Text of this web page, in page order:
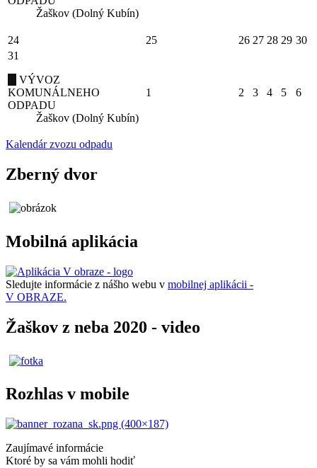
Žaškov (Dolný Kubín)
24 25 26 27 28 29 30
31
VÝVOZ
KOMUNÁLNEHO
ODPADU
Žaškov (Dolný Kubín)
1 2 3 4 5 6
Kalendár zvozu odpadu
Zberný dvor
Mobilná aplikácia
Sledujte informácie z nášho webu v mobilnej aplikácii -
V OBRAZE.
Žaškov z neba 2020 - video
Rozhlas v mobile
Zaujímavé informácie
Ktoré by sa vám mohli hodiť